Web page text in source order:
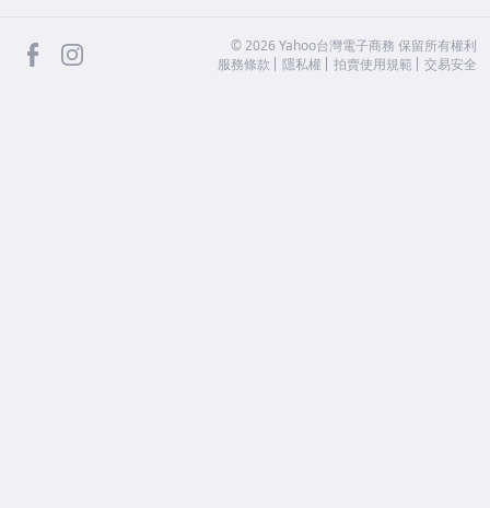
facebook ©2026 Yahoo台灣電子商務 保留所有權利
服務條款
隱私權 拍賣使用規範 交易安全